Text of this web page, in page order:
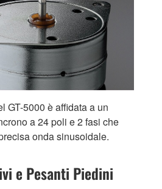
GT-5000 è affidata a un
a 24 poli e 2 fasi che
onda sinusoidale.
e Pesanti Piedini